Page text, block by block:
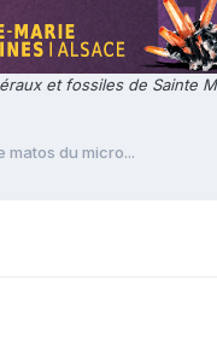
et fossiles de Sainte
matos du micro...